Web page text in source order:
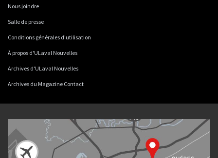
Nous joindre
Salle de presse
Conditions générales d'utilisation
À propos d'ULaval Nouvelles
Archives d'ULaval Nouvelles
Archives du Magazine Contact